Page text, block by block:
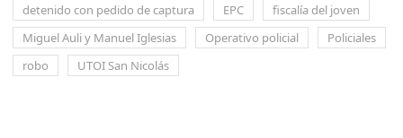
detenido con pedido de captura
EPC
fiscalía del joven
Miguel Auli y Manuel Iglesias
Operativo policial
Policiales
robo
UTOI San Nicolás